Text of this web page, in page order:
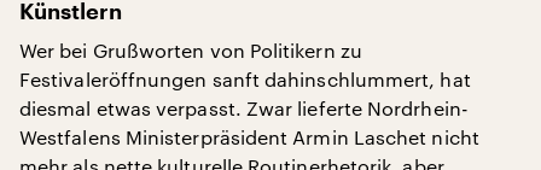
Künstlern
Wer bei Grußworten von Politikern zu
Festivaleröffnungen sanft dahinschlummert, hat
diesmal etwas verpasst. Zwar lieferte Nordrhein-
Westfalens Ministerpräsident Armin Laschet nicht